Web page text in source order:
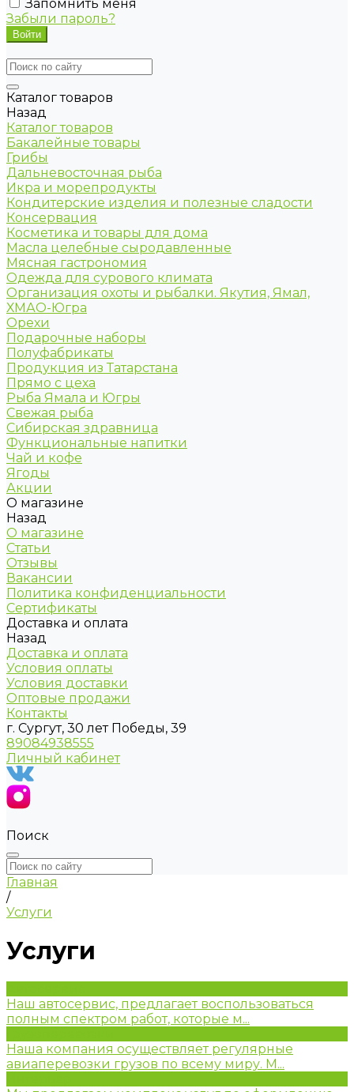
Запомнить меня
Забыли пароль?
Каталог товаров
Назад
Каталог товаров
Бакалейные товары
Грибы
Дальневосточная рыба
Икра и морепродукты
Кондитерские изделия и полезные сладости
Консервация
Косметика и товары для дома
Масла целебные сыродавленные
Мясная гастрономия
Одежда для сурового климата
Организация охоты и рыбалки. Якутия, Ямал,
ХМАО-Югра
Орехи
Подарочные наборы
Полуфабрикаты
Продукция из Татарстана
Прямо с цеха
Рыба Ямала и Югры
Свежая рыба
Сибирская здравница
Функциональные напитки
Чай и кофе
Ягоды
Акции
О магазине
Назад
О магазине
Статьи
Отзывы
Вакансии
Политика конфиденциальности
Сертификаты
Доставка и оплата
Назад
Доставка и оплата
Условия оплаты
Условия доставки
Оптовые продажи
Контакты
г. Сургут, 30 лет Победы, 39
89084938555
Личный кабинет
Поиск
Главная
/
Услуги
Услуги
Наш автосервис, предлагает воспользоваться
полным спектром работ, которые м...
Наша компания осуществляет регулярные
авиаперевозки грузов по всему миру. М...